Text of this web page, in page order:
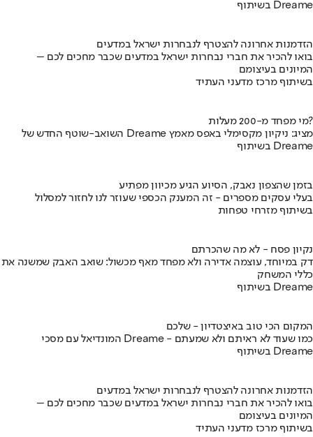
בשיתוף Dreame
הזדמנות אחרונה להצטרף לנבחרות ישראל במדעים
בואו להכיר את חברי נבחרות ישראל במדעים שכבר מחכים לכם –
המיונים בעיצומם
בשיתוף מרכז מדעני העתיד
מי מפחד מ-200 מעלות?
השואב-שוטף החדש של Dreame מציג: ניקיון מקסימלי באפס מאמץ
בשיתוף Dreame
בזמן שהצפון נאבק, הסיוע הגיע מכיוון מפתיע
בעלי עסקים מספרים - זה המענק הכספי שעוזר לנו לחזור למסלול
בשיתוף מזרחי טפחות
נקיון פסח - לא מה שהכרתם
דק במיוחד, עוצמה אדירה ולא מפחד מאף מכשול: שואב האבק שמשנה את
כללי המשחק
בשיתוף Dreame
המקום הכי טוב באיצטדיון - שלכם
המונדיאל עם מסכי Dreame - כמו שעוד לא ראיתם ולא שמעתם
בשיתוף Dreame
הזדמנות אחרונה להצטרף לנבחרות ישראל במדעים
בואו להכיר את חברי נבחרות ישראל במדעים שכבר מחכים לכם –
המיונים בעיצומם
בשיתוף מרכז מדעני העתיד